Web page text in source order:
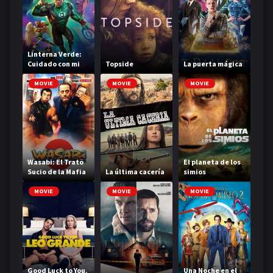
Linterna Verde:
Cuidado con mi
poder
Topside La puerta mágica
MOVIE
Wasabi: El Trato
Sucio de la Mafia
MOVIE
La última cacería
MOVIE
El planeta de los
simios
MOVIE
Good Luck to You,
MOVIE MOVIE
Una Noche en el